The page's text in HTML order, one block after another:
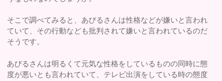
そこで調べてみると、あびるさんは性格などが嫌いと言われ
ていて、その行動なども批判されて嫌いと言われているのだ
そうです。
あびるさんは明るくて元気な性格をしているものの同時に態
度が悪いとも言われていて、テレビ出演をしている時の態度